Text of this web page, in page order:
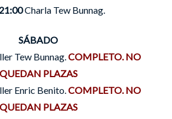
Charla Tew Bunnag.
SÁBADO
Tew Bunnag. COMPLETO. NO
QUEDAN PLAZAS
Enric Benito. COMPLETO. NO
QUEDAN PLAZAS